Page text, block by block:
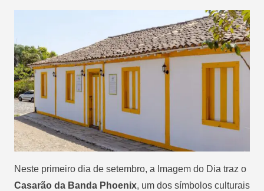
Neste primeiro dia de setembro, a Imagem do Dia traz o
Casarão da Banda Phoenix, um dos símbolos culturais